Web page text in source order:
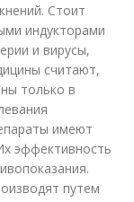
Стоит
индукторами
и вирусы,
считают,
только в
имеют
эффективность
путем